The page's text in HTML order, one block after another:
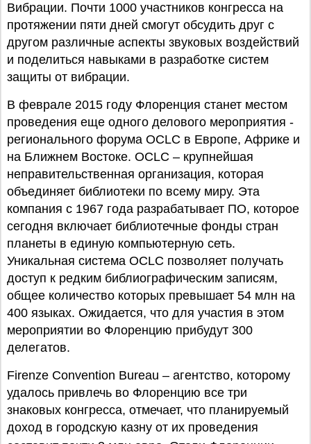
Вибрации. Почти 1000 участников конгресса на
протяжении пяти дней смогут обсудить друг с
другом различные аспекты звуковых воздействий
и поделиться навыками в разработке систем
защиты от вибрации.
В феврале 2015 году Флоренция станет местом
проведения еще одного делового мероприятия -
регионального форума OCLC в Европе, Африке и
на Ближнем Востоке. OCLC – крупнейшая
неправительственная организация, которая
объединяет библиотеки по всему миру. Эта
компания с 1967 года разрабатывает ПО, которое
сегодня включает библиотечные фонды стран
планеты в единую компьютерную сеть.
Уникальная система OCLC позволяет получать
доступ к редким библиографическим записям,
общее количество которых превышает 54 млн на
400 языках. Ожидается, что для участия в этом
мероприятии во Флоренцию прибудут 300
делегатов.
Firenze Convention Bureau – агентство, которому
удалось привлечь во Флоренцию все три
знаковых конгресса, отмечает, что планируемый
доход в городскую казну от их проведения